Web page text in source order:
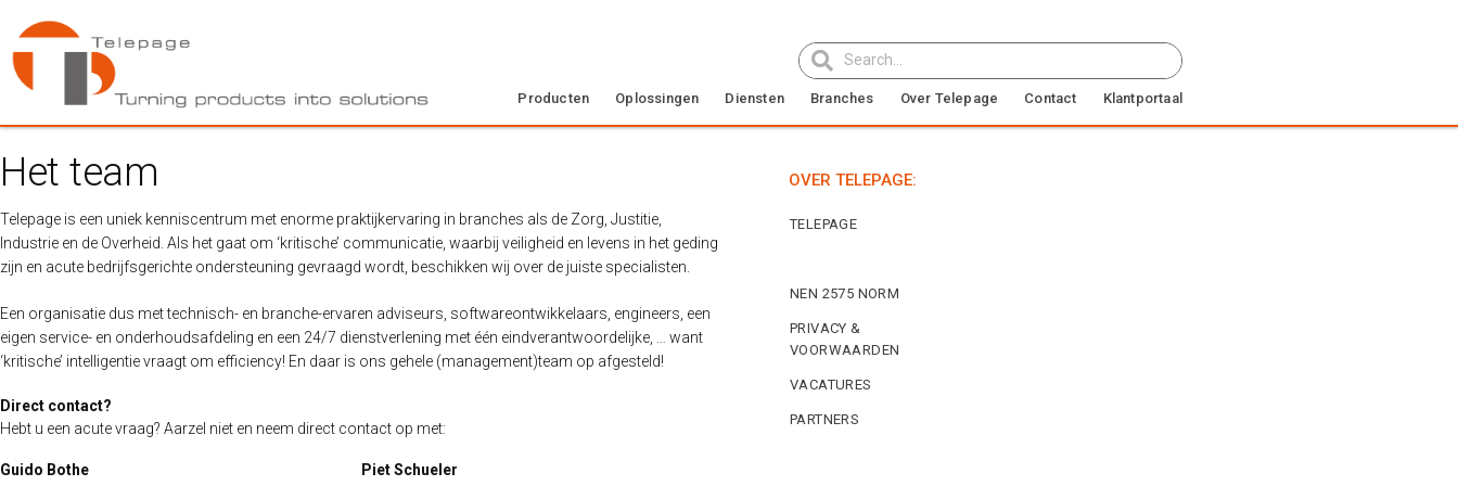
Producten Oplossingen Diensten Branches Over Telepage Contact Klantportaal
Het team
Telepage is een uniek kenniscentrum met enorme praktijkervaring in branches als de Zorg, Justitie,
Industrie en de Overheid. Als het gaat om ‘kritische’ communicatie, waarbij veiligheid en levens in het geding
zijn en acute bedrijfsgerichte ondersteuning gevraagd wordt, beschikken wij over de juiste specialisten.
Een organisatie dus met technisch- en branche-ervaren adviseurs, softwareontwikkelaars, engineers, een
eigen service- en onderhoudsafdeling en een 24/7 dienstverlening met één eindverantwoordelijke, … want
‘kritische’ intelligentie vraagt om efficiency! En daar is ons gehele (management)team op afgesteld!
Direct contact?
Hebt u een acute vraag? Aarzel niet en neem direct contact op met:
Guido Bothe
Piet Schueler
OVER TELEPAGE:
TELEPAGE
NEN 2575 NORM
PRIVACY &
VOORWAARDEN
VACATURES
PARTNERS